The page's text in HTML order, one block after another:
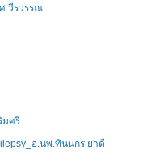
วีรวรรณ
มศรี
อ.นพ.ทินนกร ยาดี